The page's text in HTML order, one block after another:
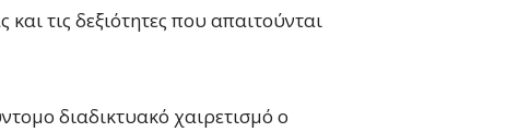
τις δεξιότητες που απαιτούνται
διαδικτυακό χαιρετισμό ο